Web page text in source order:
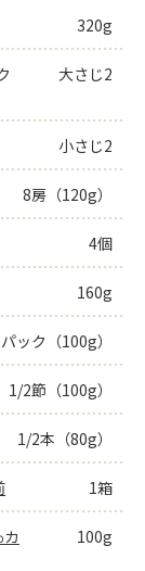
320g
大さじ2
小さじ2
8房（120g）
4個
160g
ック（100g）
1/2節（100g）
1/2本（80g）
1箱
100g